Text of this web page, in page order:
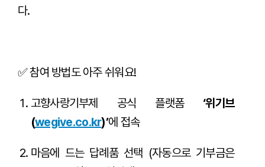
다.
✅ 참여 방법도 아주 쉬워요!
고향사랑기부제 공식 플랫폼 ‘위기브
(wegive.co.kr)’에 접속
마음에 드는 답례품 선택 (자동으로 기부금은